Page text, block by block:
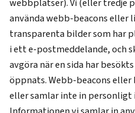
använda webb-beacons eller
transparenta bilder som har
i ett e-postmeddelande, och
avgöra när en sida har
öppnats. Webb-beacons
eller samlar inte in